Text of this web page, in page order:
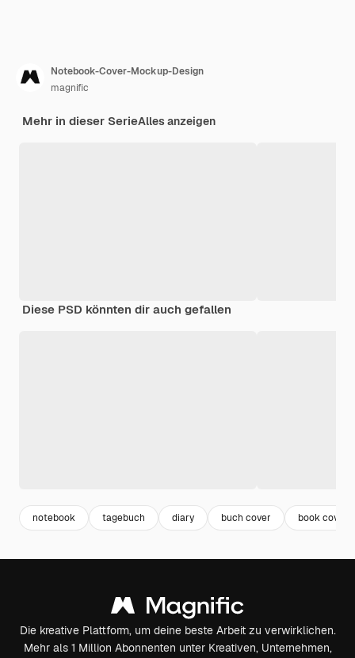
Notebook-Cover-Mockup-Design
magnific
Mehr in dieser SerieAlles anzeigen
Diese PSD könnten dir auch gefallen
notebook tagebuch diary buch cover book cover
Die kreative Plattform, um deine beste Arbeit zu verwirklichen.
Mehr als 1 Million Abonnenten unter Kreativen, Unternehmen,